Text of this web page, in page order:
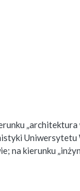
na kierunku